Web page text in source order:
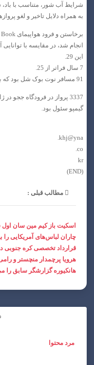
شرایط آب شور، متناسب با
به همراه دلایل تاخیر و لغو
انجام شد، در مقایسه با توانایی آن
این 29.
7 سال فراتر از 25.
91 مسافر نوت بوک شل بود که به خوبی روی هم چیده شده بود.
گیمپو سئول بود.
khj@yna.
co.
kr
(END)
مطالب قبلی :
اسکیت باز کیم مین سان
چاران لباس‌های آمریکایی را بیشتر از
قرارداد تخصصی کره جنوبی در 28 فوریه 2023
هرویا پرچمدار منچستر و
هانکیوره گزارشگر سابق را
مرد محتوا